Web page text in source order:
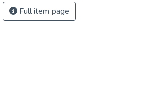
Full item page